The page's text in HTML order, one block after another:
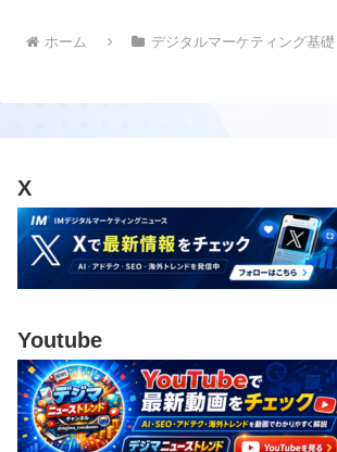
ホーム デジタルマーケティング基礎
X
Youtube